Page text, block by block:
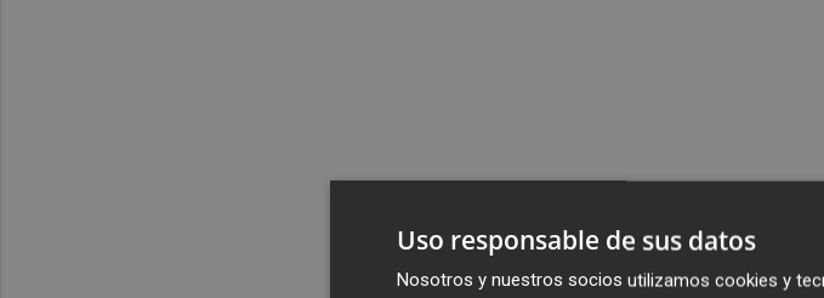
Uso responsable de sus datos
Nosotros y nuestros socios utilizamos cookies y